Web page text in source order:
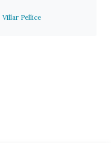
Villar Pellice